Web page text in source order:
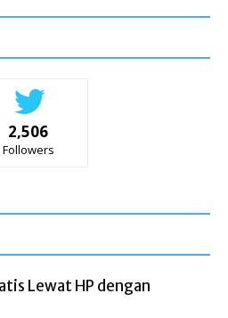
2,506
Followers
Lewat HP dengan